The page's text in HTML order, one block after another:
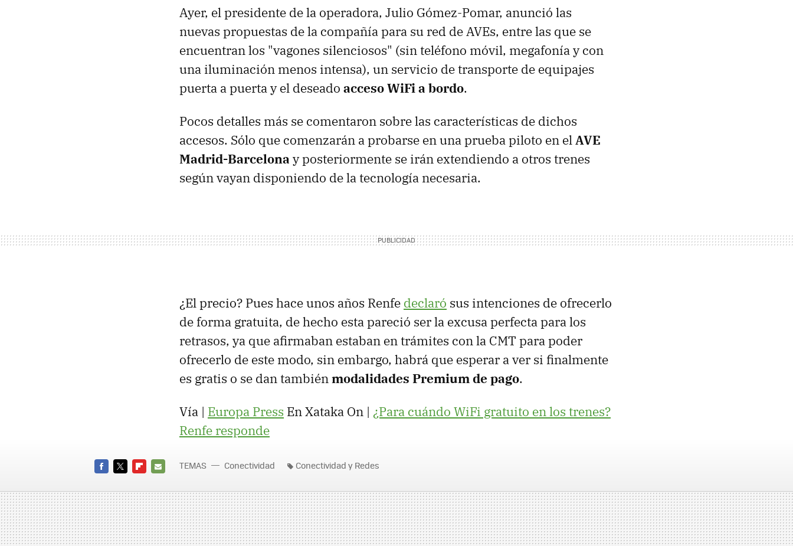
Ayer, el presidente de la operadora, Julio Gómez-Pomar, anunció las
nuevas propuestas de la compañía para su red de AVEs, entre las que se
encuentran los "vagones silenciosos" (sin teléfono móvil, megafonía y con
una iluminación menos intensa), un servicio de transporte de equipajes
puerta a puerta y el deseado acceso WiFi a bordo.
Pocos detalles más se comentaron sobre las características de dichos
accesos. Sólo que comenzarán a probarse en una prueba piloto en elAVE
Madrid-Barcelona y posteriormente se irán extendiendo a otros trenes
según vayan disponiendo de la tecnología necesaria.
¿El precio? Pues hace unos años Renfe declaró sus intenciones de ofrecerlo
de forma gratuita, de hecho esta pareció ser la excusa perfecta para los
retrasos, ya que afirmaban estaban en trámites con la CMT para poder
ofrecerlo de este modo, sin embargo, habrá que esperar a ver si finalmente
es gratis o se dan tambiénmodalidades Premium de pago.
Vía | Europa Press En Xataka On | ¿Para cuándo WiFi gratuito en los trenes?
Renfe responde
MAIL
TEMAS Conectividad Conectividad y Redes